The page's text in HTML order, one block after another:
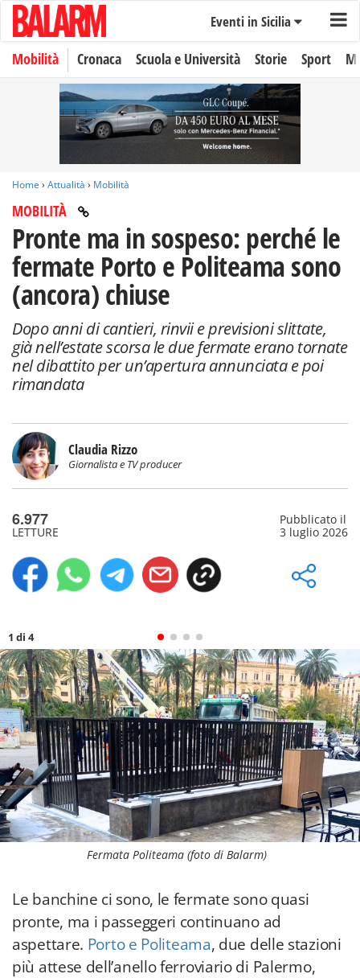
Eventi in Sicilia
Mobilità Cronaca Scuola e Università Storie Sport
Home › Attualità › Mobilità
MOBILITÀ
Pronte ma in sospeso: perché le
fermate Porto e Politeama sono
(ancora) chiuse
Dopo anni di cantieri, rinvii e previsioni slittate,
già nell’estate scorsa le due fermate erano tornate
nel dibattito per un’apertura annunciata e poi
rimandata
Claudia Rizzo
Giornalista e TV producer
6.977
LETTURE
Pubblicato il
3 luglio 2026
1 di 4
Fermata Politeama (foto di Balarm)
Le banchine ci sono, le fermate sono quasi
pronte, ma i passeggeri continuano ad
aspettare. Porto e Politeama, due delle stazioni
più attese dell’anello ferroviario di Palermo,